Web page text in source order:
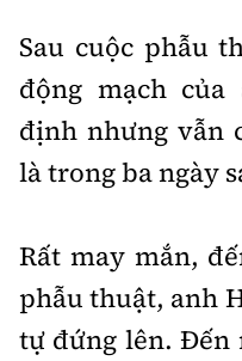
Sau cuộc phẫu
động mạch
định nhưng vẫn
là trong ba ngày
Rất may mắn,
phẫu thuật, anh
tự đứng lên. Đến